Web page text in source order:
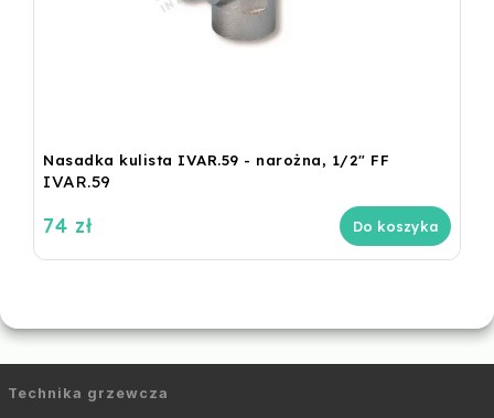
Nasadka kulista IVAR.59 - narożna, 1/2" FF
IVAR.59
74 zł Do koszyka
Technika grzewcza